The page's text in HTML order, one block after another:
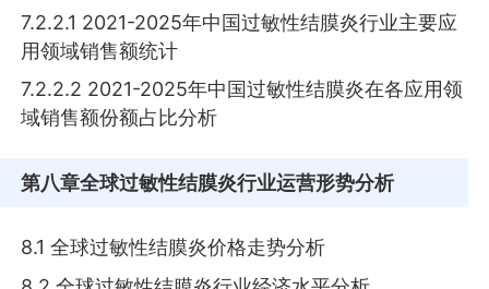
7.2.2.1 2021-2025年中国过敏性结膜炎行业主要应
用领域销售额统计
7.2.2.2 2021-2025年中国过敏性结膜炎在各应用领
域销售额份额占比分析
第八章全球过敏性结膜炎行业运营形势分析
8.1 全球过敏性结膜炎价格走势分析